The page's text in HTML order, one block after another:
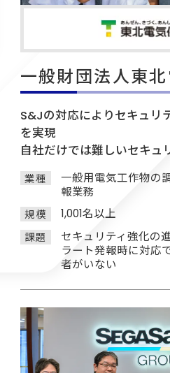
一般財団法人東
S&Jの対応によりセキュリ
を実現
自社だけでは難しいセキュ
業種
一般用電気工作物の
報業務
規模 1,001名以上
課題
セキュリティ強化の
ラート発報時に対応
者がいない